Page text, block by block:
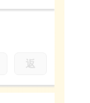
返